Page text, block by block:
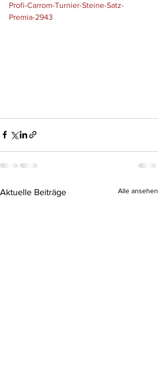
Profi-Carrom-Turnier-Steine-Satz-
Premia-2943
Aktuelle Beiträge Alle ansehen